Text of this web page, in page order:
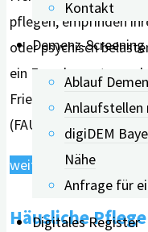
Kontakt
Demenz-Screening
Ablauf
Anlaufstellen
digiDEM
Nähe
Anfrage für
Digitales Register
pflegen, empfinden
oder psychisch
ein Forschungsteam
Friedrich-Alexander-
(FAU) in einer
weiterlesen"Häusliche
Pflege
hat
Häusliche